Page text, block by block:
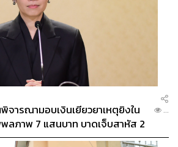
จารณามอบเงินเยียวยาเหตุยิงใน
ลภาพ 7 แสนบาท บาดเจ็บสาหัส 2
อย 1 แสนบาท
...